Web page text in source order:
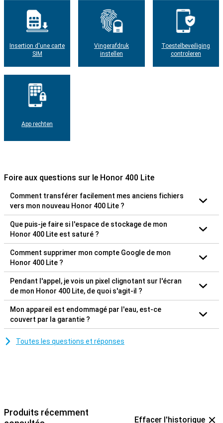
Insertion d'une carte
SIM
Vingerafdruk
instellen
Toestelbeveiliging
controleren
App rechten
Foire aux questions sur le Honor 400 Lite
Comment transférer facilement mes anciens fichiers
vers mon nouveau Honor 400 Lite ?
Que puis-je faire si l'espace de stockage de mon
Honor 400 Lite est saturé ?
Comment supprimer mon compte Google de mon
Honor 400 Lite ?
Pendant l'appel, je vois un pixel clignotant sur l'écran
de mon Honor 400 Lite, de quoi s'agit-il ?
Mon appareil est endommagé par l'eau, est-ce
couvert par la garantie ?
Toutes les questions et réponses
Produits récemment
Effacer l'historique